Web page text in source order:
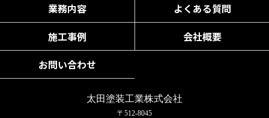
業務内容
よくある質問
施工事例
会社概要
お問い合わせ
太田塗装工業株式会社
〒512-8045